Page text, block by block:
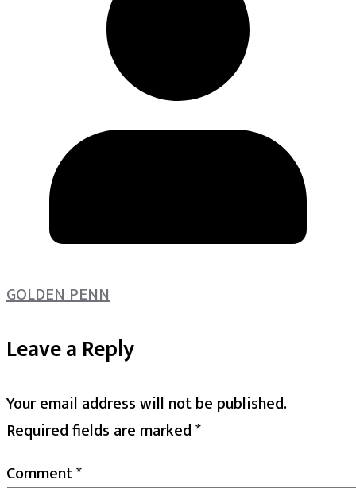
GOLDEN PENN
Leave a Reply
Your email address will not be published.
Required fields are marked*
Comment*